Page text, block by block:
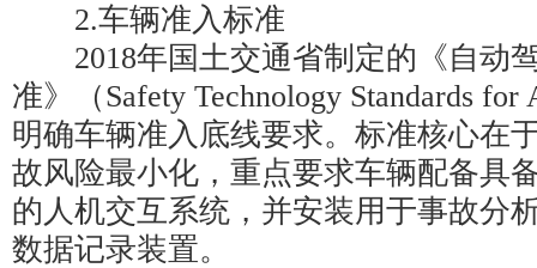
2.车辆准入标准
2018年国土交通省制定的《自动
准》（Safety Technology Standards for
明确车辆准入底线要求。标准核心在
故风险最小化，重点要求车辆配备具
的人机交互系统，并安装用于事故分
数据记录装置。